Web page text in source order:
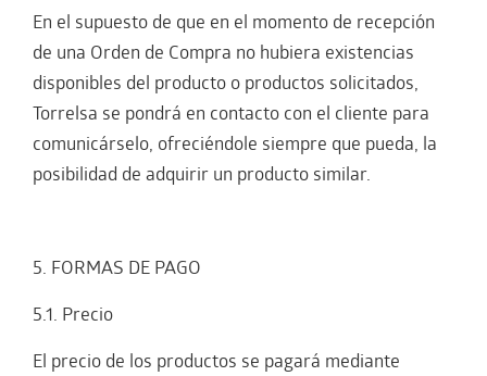
En el supuesto de que en el momento de recepción
de una Orden de Compra no hubiera existencias
disponibles del producto o productos solicitados,
Torrelsa se pondrá en contacto con el cliente para
comunicárselo, ofreciéndole siempre que pueda, la
posibilidad de adquirir un producto similar.
5. FORMAS DE PAGO
5.1. Precio
El precio de los productos se pagará mediante